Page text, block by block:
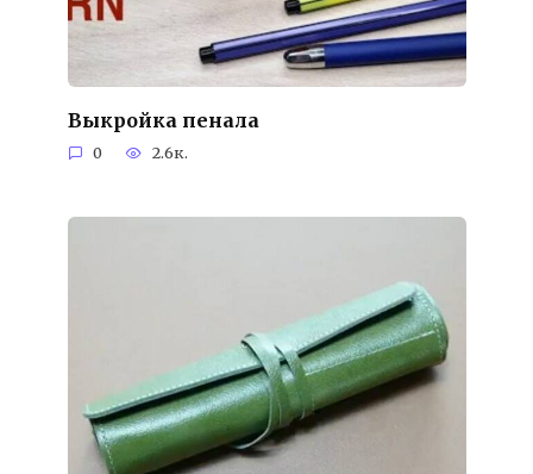
Выкройка пенала
0 2.6к.